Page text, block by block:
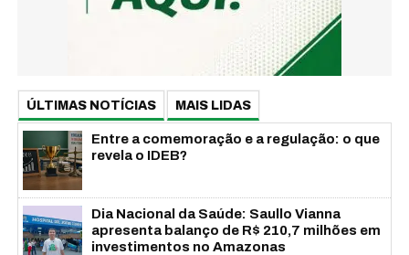
ÚLTIMAS NOTÍCIAS MAIS LIDAS
Entre a comemoração e a regulação: o que
revela o IDEB?
Dia Nacional da Saúde: Saullo Vianna
apresenta balanço de R$ 210,7 milhões em
investimentos no Amazonas